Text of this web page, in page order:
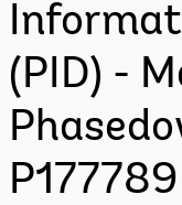
(PID) -